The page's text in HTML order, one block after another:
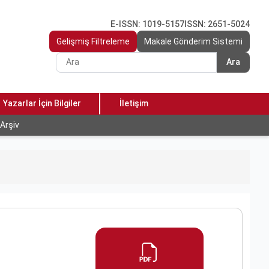
E-ISSN: 1019-5157 ISSN: 2651-5024
Gelişmiş Filtreleme
Makale Gönderim Sistemi
Ara
Yazarlar İçin Bilgiler İletişim
Arşiv